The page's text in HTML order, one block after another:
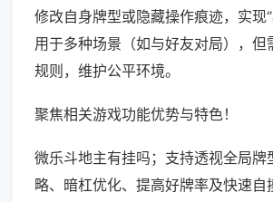
修改自身牌型或隐藏操作痕迹，实现
用于多种场景（如与好友对局），但
规则，维护公平环境。
聚焦相关游戏功能优势与特色！
微乐斗地主有挂吗；支持透视全局牌
略、暗杠优化、提高好牌率及快速自